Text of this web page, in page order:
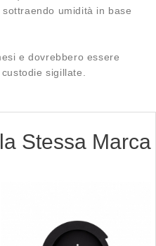
umidità in base
e dovrebbero essere
sigillate.
Stessa Marca